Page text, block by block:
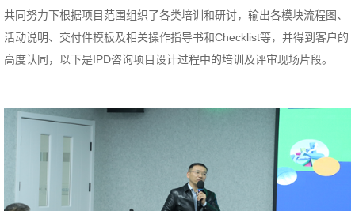
共同努力下根据项目范围组织了各类培训和研讨，输出各模块流程图、
活动说明、交付件模板及相关操作指导书和Checklist等，并得到客户的
高度认同，以下是IPD咨询项目设计过程中的培训及评审现场片段。